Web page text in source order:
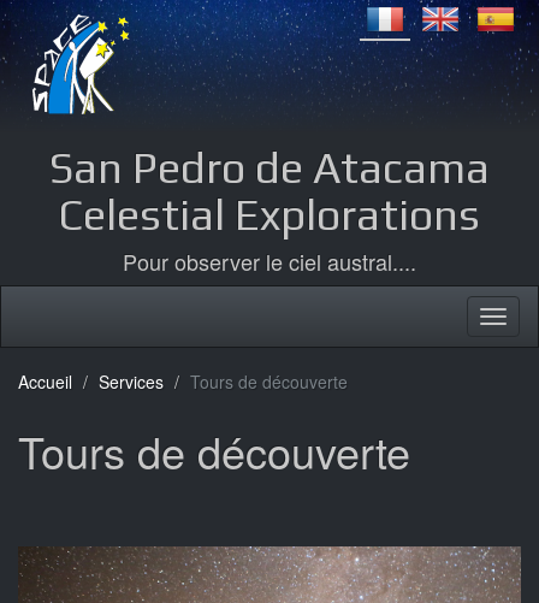
San Pedro de Atacama
Celestial Explorations
Pour observer le ciel austral....
Accueil Services Tours de découverte
Tours de découverte